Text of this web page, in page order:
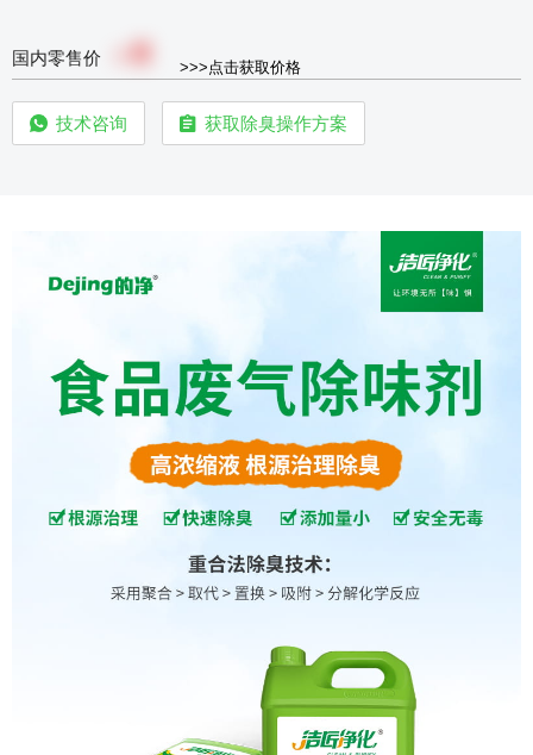
国内零售价 0 >>>点击获取价格
技术咨询 获取除臭操作方案